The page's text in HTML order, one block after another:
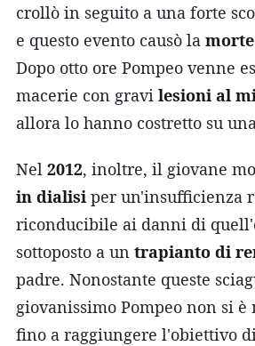
crollò in seguito a una forte
e questo evento causò la
Dopo otto ore Pompeo venne
macerie con gravi lesioni al
allora lo hanno costretto su
Nel 2012, inoltre, il giovane
in dialisi per un'insufficienza
riconducibile ai danni di
sottoposto a un trapianto di
padre. Nonostante queste
giovanissimo Pompeo non si è
fino a raggiungere l'obiettivo